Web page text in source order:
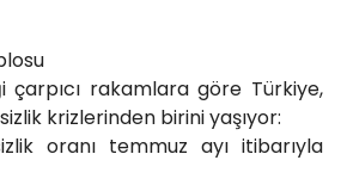
çarpıcı rakamlara göre Türkiye,
krizlerinden birini yaşıyor:
oranı temmuz ayı itibarıyla